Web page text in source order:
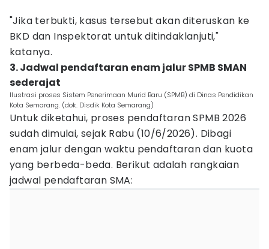
"Jika terbukti, kasus tersebut akan diteruskan ke
BKD dan Inspektorat untuk ditindaklanjuti,"
katanya.
3. Jadwal pendaftaran enam jalur SPMB SMAN
sederajat
Ilustrasi proses Sistem Penerimaan Murid Baru (SPMB) di Dinas Pendidikan
Kota Semarang. (dok. Disdik Kota Semarang)
Untuk diketahui, proses pendaftaran SPMB 2026
sudah dimulai, sejak Rabu (10/6/2026). Dibagi
enam jalur dengan waktu pendaftaran dan kuota
yang berbeda-beda. Berikut adalah rangkaian
jadwal pendaftaran SMA: